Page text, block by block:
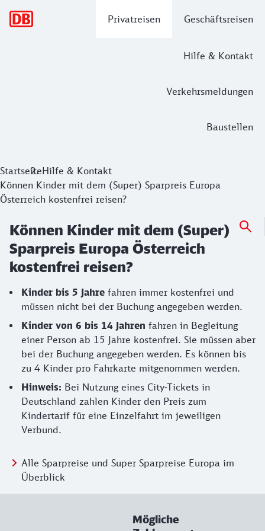
Privatreisen Geschäftsreisen
Hilfe & Kontakt
Verkehrsmeldungen
Baustellen
StartseiteHilfe & Kontakt
Können Kinder mit dem (Super) Sparpreis Europa
Österreich kostenfrei reisen?
Können Kinder mit dem (Super)
Sparpreis Europa Österreich
kostenfrei reisen?
Kinder bis 5 Jahre fahren immer kostenfrei und
müssen nicht bei der Buchung angegeben werden.
Kinder von 6 bis 14 Jahren fahren in Begleitung
einer Person ab 15 Jahre kostenfrei. Sie müssen aber
bei der Buchung angegeben werden. Es können bis
zu 4 Kinder pro Fahrkarte mitgenommen werden.
Hinweis: Bei Nutzung eines City-Tickets in
Deutschland zahlen Kinder den Preis zum
Kindertarif für eine Einzelfahrt im jeweiligen
Verbund.
Alle Sparpreise und Super Sparpreise Europa im
Überblick
Mögliche